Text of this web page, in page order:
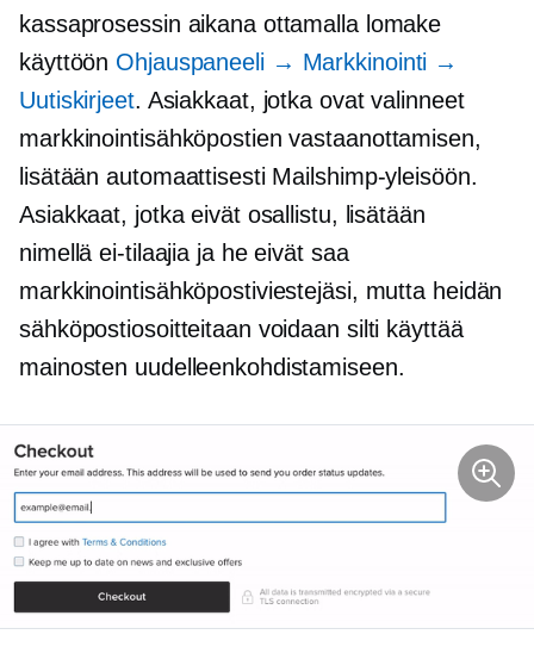
kassaprosessin aikana ottamalla lomake
käyttöön Ohjauspaneeli → Markkinointi →
Uutiskirjeet. Asiakkaat, jotka ovat valinneet
markkinointisähköpostien vastaanottamisen,
lisätään automaattisesti Mailshimp-yleisöön.
Asiakkaat, jotka eivät osallistu, lisätään
nimelläei-tilaajia ja he eivät saa
markkinointisähköpostiviestejäsi, mutta heidän
sähköpostiosoitteitaan voidaan silti käyttää
mainosten uudelleenkohdistamiseen.